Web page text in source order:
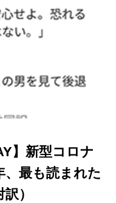
】新型コロナ
、最も読まれた
）